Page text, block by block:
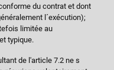
du contrat et dont
l´exécution);
limitée au
typique.
de l'article 7.2 ne s